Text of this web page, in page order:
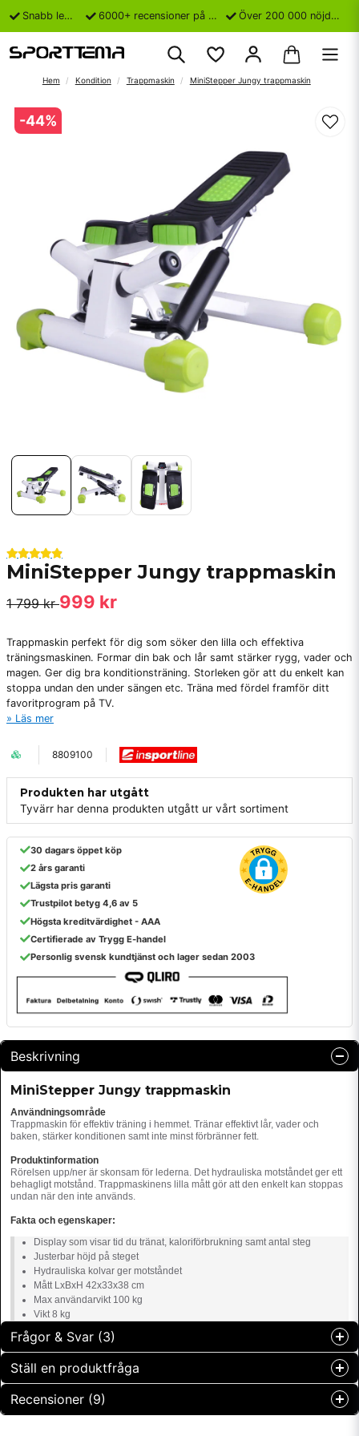
Snabb leverans 6000+ recensioner på Trustpilot Över 200 000 nöjda kunder
Hem Kondition Trappmaskin MiniStepper Jungy trappmaskin
-44%
MiniStepper Jungy trappmaskin
1 799 kr999 kr
Trappmaskin perfekt för dig som söker den lilla och effektiva
träningsmaskinen. Formar din bak och lår samt stärker rygg, vader och
magen. Ger dig bra konditionsträning. Storleken gör att du enkelt kan
stoppa undan den under sängen etc. Träna med fördel framför ditt
favoritprogram på TV.
Läs mer
8809100
Produkten har utgått
Tyvärr har denna produkten utgått ur vårt sortiment
30 dagars öppet köp
2 års garanti
Lägsta pris garanti
Trustpilot betyg 4,6 av 5
Högsta kreditvärdighet - AAA
Certifierade av Trygg E-handel
Personlig svensk kundtjänst och lager sedan 2003
Beskrivning
MiniStepper Jungy trappmaskin
Användningsområde
Trappmaskin för effektiv träning i hemmet. Tränar effektivt lår, vader och
baken, stärker konditionen samt inte minst förbränner fett.
Produktinformation
Rörelsen upp/ner är skonsam för lederna. Det hydrauliska motståndet ger ett
behagligt motstånd. Trappmaskinens lilla mått gör att den enkelt kan stoppas
undan när den inte används.
Fakta och egenskaper:
Display som visar tid du tränat, kaloriförbrukning samt antal steg
Justerbar höjd på steget
Hydrauliska kolvar ger motståndet
Mått LxBxH 42x33x38 cm
Max användarvikt 100 kg
Vikt 8 kg
Frågor & Svar (3)
Hur ofta och hur länge kan denna användas per gång?
Ställ en produktfråga
question
Fråga oss något om denna produkten...
Recensioner (9)